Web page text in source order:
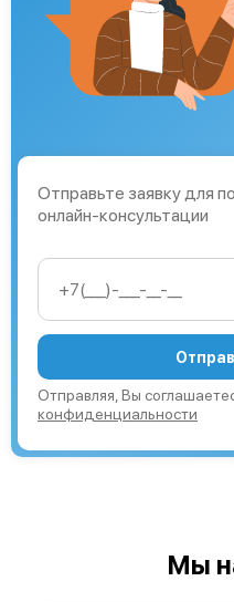
Отправьте заявку для
онлайн-консультации
Отправляя, Вы
конфиденциальности
Мы